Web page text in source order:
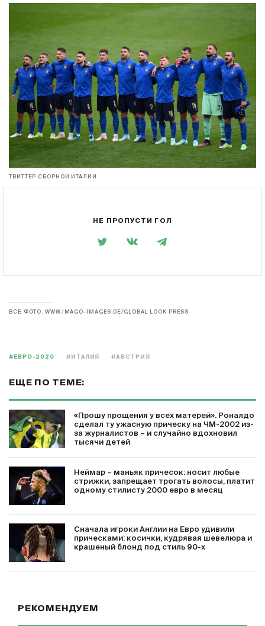
ТВИТТЕР СБОРНОЙ ИТАЛИИ
НЕ ПРОПУСТИ ГОЛ
ВСЕ ФОТО: WWW.IMAGO-IMAGES.DE/GLOBAL LOOK PRESS
#ЕВРО-2020 #ИТАЛИЯ #АВСТРИЯ
ЕЩЕ ПО ТЕМЕ:
«Прошу прощения у всех матерей». Роналдо
сделал ту ужасную прическу на ЧМ-2002 из-
за журналистов – и случайно вдохновил
тысячи детей
Неймар – маньяк причесок: носит любые
стрижки, запрещает трогать волосы, платит
одному стилисту 2000 евро в месяц
Сначала игроки Англии на Евро удивили
прическами: косички, кудрявая шевелюра и
крашеный блонд под стиль 90-х
РЕКОМЕНДУЕМ